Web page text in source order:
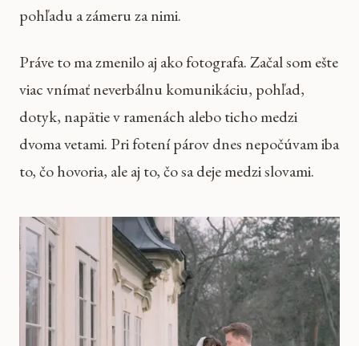
pohľadu a zámeru za nimi.
Práve to ma zmenilo aj ako fotografa. Začal som ešte
viac vnímať neverbálnu komunikáciu, pohľad,
dotyk, napätie v ramenách alebo ticho medzi
dvoma vetami. Pri fotení párov dnes nepočúvam iba
to, čo hovoria, ale aj to, čo sa deje medzi slovami.